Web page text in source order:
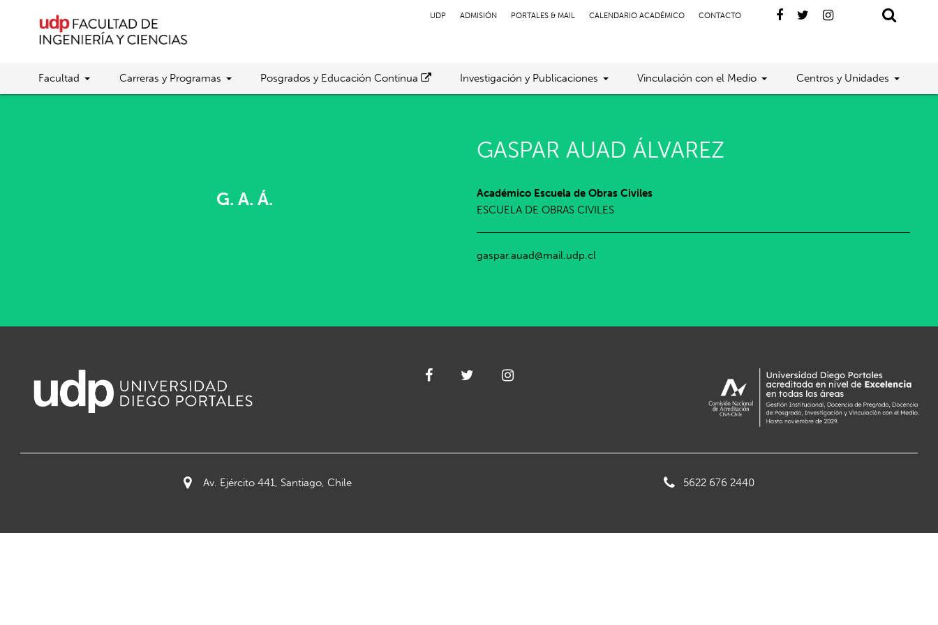
UDP ADMISIÓN PORTALES & MAIL CALENDARIO ACADÉMICO CONTACTO
Facultad Carreras y Programas Posgrados y Educación Continua Investigación y Publicaciones Vinculación con el Medio Centros y Unidades
G. A. Á.
GASPAR AUAD ÁLVAREZ
Académico Escuela de Obras Civiles
ESCUELA DE OBRAS CIVILES
gaspar.auad@mail.udp.cl
Av. Ejército 441, Santiago, Chile 5622 676 2440